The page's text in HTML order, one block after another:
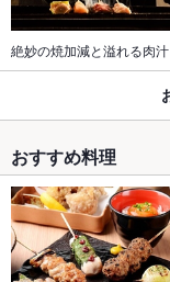
絶妙の焼加減と溢れる肉汁
おすすめ料理